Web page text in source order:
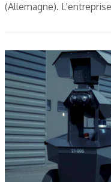
(Allemagne).